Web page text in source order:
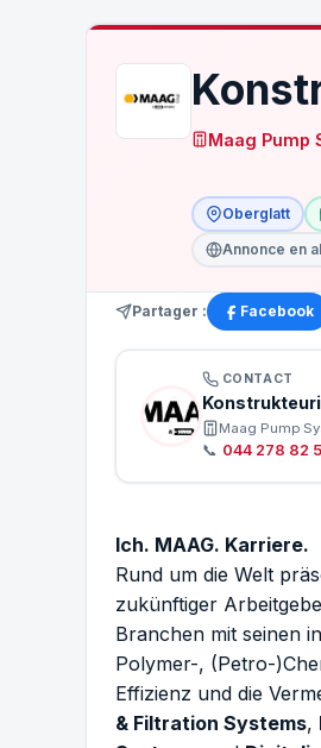
Maag Pump
Oberglatt
Annonce en
Partager : Facebook
CONTACT
Maag Pump
📞 044 278 82
Ich. MAAG. Karriere.
Rund um die Welt
zukünftiger
Branchen mit seinen
Polymer-, (Petro-
Effizienz und die
& Filtration Systems,